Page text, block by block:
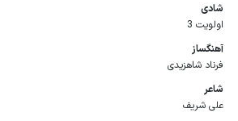
شادی
اولویت 3
آهنگساز
فرناد شاهزیدی
شاعر
علی شریف